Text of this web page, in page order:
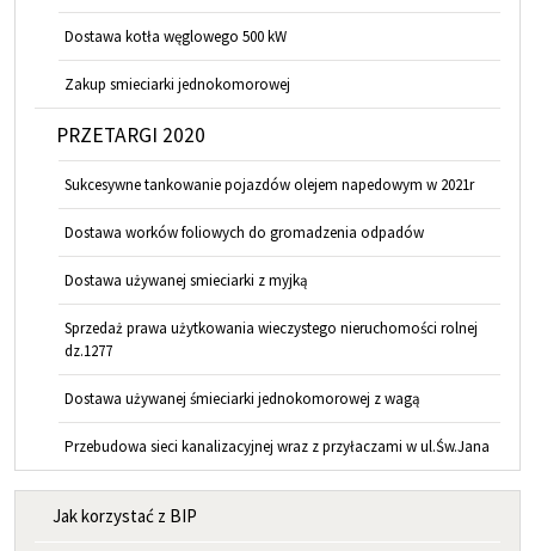
Dostawa kotła węglowego 500 kW
Zakup smieciarki jednokomorowej
PRZETARGI 2020
Sukcesywne tankowanie pojazdów olejem napedowym w 2021r
Dostawa worków foliowych do gromadzenia odpadów
Dostawa używanej smieciarki z myjką
Sprzedaż prawa użytkowania wieczystego nieruchomości rolnej
dz.1277
Dostawa używanej śmieciarki jednokomorowej z wagą
Przebudowa sieci kanalizacyjnej wraz z przyłaczami w ul.Św.Jana
MENU INFORMACYJNE
Jak korzystać z BIP